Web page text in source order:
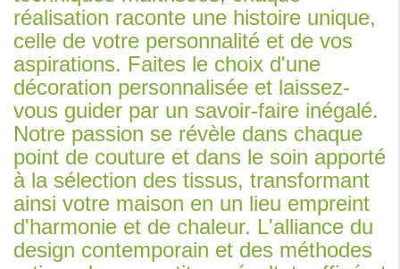
réalisation raconte une histoire unique,
celle de votre personnalité et de vos
aspirations. Faites le choix d'une
décoration personnalisée et laissez-
vous guider par un savoir-faire inégalé.
Notre passion se révèle dans chaque
point de couture et dans le soin apporté
à la sélection des tissus, transformant
ainsi votre maison en un lieu empreint
d'harmonie et de chaleur. L'alliance du
design contemporain et des méthodes